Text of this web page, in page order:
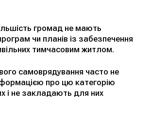
громад не мають
чи планів із забезпечення
тимчасовим житлом.
самоврядування часто не
про цю категорію
і не закладають для них